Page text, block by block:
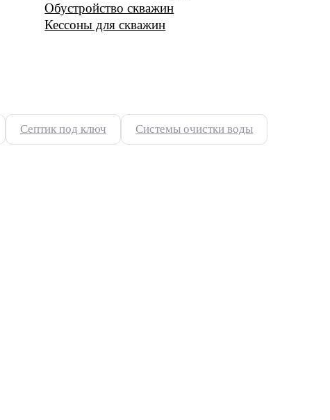
Обустройство скважин
Кессоны для скважин
Септик под ключ Системы очистки воды